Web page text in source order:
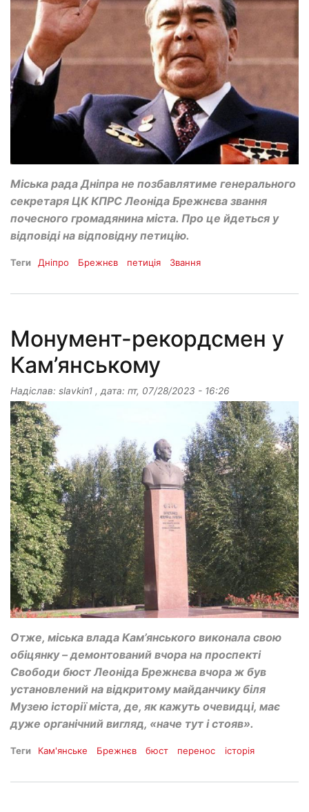
Міська рада Дніпра не позбавлятиме генерального
секретаря ЦК КПРС Леоніда Брежнєва звання
почесного громадянина міста. Про це йдеться у
відповіді на відповідну петицію.
Теги Дніпро Брежнєв петиція Звання
Монумент-рекордсмен у
Кам’янському
Надіслав: slavkin1 , дата: пт, 07/28/2023 - 16:26
Отже, міська влада Кам’янського виконала свою
обіцянку – демонтований вчора на проспекті
Свободи бюст Леоніда Брежнєва вчора ж був
установлений на відкритому майданчику біля
Музею історії міста, де, як кажуть очевидці, має
дуже органічний вигляд, «наче тут і стояв».
Теги Кам'янське Брежнєв бюст перенос історія